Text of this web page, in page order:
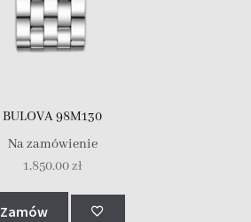
BULOVA 98M130
Na zamówienie
1,850.00zł
Zamów